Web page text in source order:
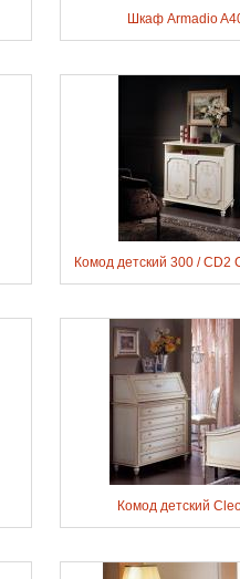
Шкаф Armadio
Комод детский 300 / CD2
Комод детский